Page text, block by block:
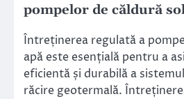
pompelor de căldură
Întreținerea regulată a
apă este esențială pentru a
eficientă și durabilă a
răcire geotermală.